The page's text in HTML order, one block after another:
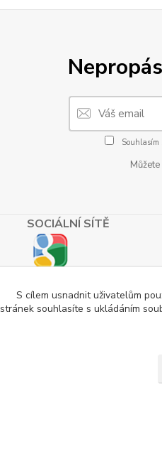
Souhlasím
SOCIÁLNÍ SÍTĚ
S cílem usnadnit uživatelům
stránek souhlasíte s ukládáním